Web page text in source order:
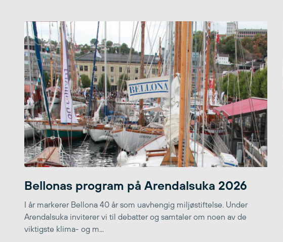
Bellonas program på Arendalsuka 2026
I år markerer Bellona 40 år som uavhengig miljøstiftelse. Under
Arendalsuka inviterer vi til debatter og samtaler om noen av de
viktigste klima- og m...